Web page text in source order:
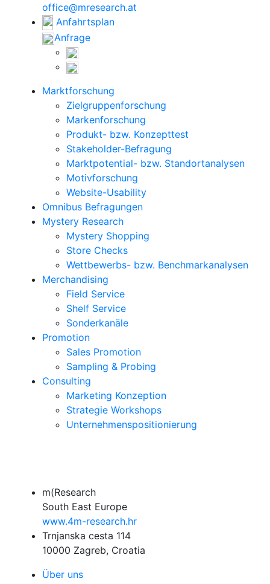
office@mresearch.at
Anfahrtsplan
Anfrage
Marktforschung
Zielgruppenforschung
Markenforschung
Produkt- bzw. Konzepttest
Stakeholder-Befragung
Marktpotential- bzw. Standortanalysen
Motivforschung
Website-Usability
Omnibus Befragungen
Mystery Research
Mystery Shopping
Store Checks
Wettbewerbs- bzw. Benchmarkanalysen
Merchandising
Field Service
Shelf Service
Sonderkanäle
Promotion
Sales Promotion
Sampling & Probing
Consulting
Marketing Konzeption
Strategie Workshops
Unternehmenspositionierung
m(Research
South East Europe
www.4m-research.hr
Trnjanska cesta 114
10000 Zagreb, Croatia
Über uns